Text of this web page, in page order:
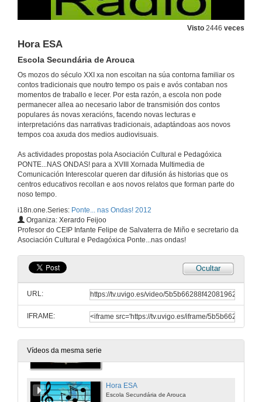
Visto 2446 veces
Hora ESA
Escola Secundária de Arouca
Os mozos do século XXI xa non escoitan na súa contorna familiar os
contos tradicionais que noutro tempo os pais e avós contaban nos
momentos de traballo e lecer. Por esta razón, a escola non pode
permanecer allea ao necesario labor de transmisión dos contos
populares ás novas xeracións, facendo novas lecturas e
interpretacións das narrativas tradicionais, adaptándoas aos novos
tempos coa axuda dos medios audiovisuais.
As actividades propostas pola Asociación Cultural e Pedagóxica
PONTE...NAS ONDAS! para a XVIII Xornada Multimedia de
Comunicación Interescolar queren dar difusión ás historias que os
centros educativos recollan e aos novos relatos que forman parte do
noso tempo.
i18n.one.Series: Ponte... nas Ondas! 2012
Organiza: Xerardo Feijoo
Profesor do CEIP Infante Felipe de Salvaterra de Miño e secretario da
Asociación Cultural e Pedagóxica Ponte...nas ondas!
Ocultar
URL:
IFRAME:
Vídeos da mesma serie
O cura e os pantalons
Ponte a contar
30 de maio de 2012
Aquí che deixo o meu peito canso
IES Alexandre Bóveda. Vigo
Anecdota dun cura de aldea
IES San Rosendo. Mondoñedo
O lobo e a vaca
Conto popular
Colegio Gimnasio del Norte. Bogotá. Colombia
25 de maio de 2012
Hora ESA
Escola Secundária de Arouca